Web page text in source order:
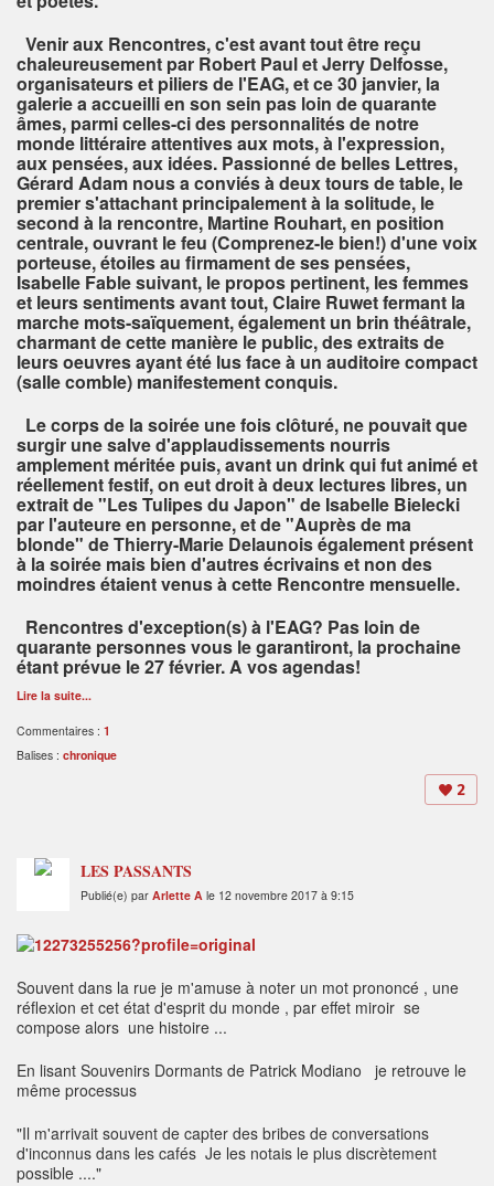
Venir aux Rencontres, c'est avant tout être reçu
chaleureusement par Robert Paul et Jerry Delfosse,
organisateurs et piliers de l'EAG, et ce 30 janvier, la
galerie a accueilli en son sein pas loin de quarante
âmes, parmi celles-ci des personnalités de notre
monde littéraire attentives aux mots, à l'expression,
aux pensées, aux idées. Passionné de belles Lettres,
Gérard Adam nous a conviés à deux tours de table, le
premier s'attachant principalement à la solitude, le
second à la rencontre, Martine Rouhart, en position
centrale, ouvrant le feu (Comprenez-le bien!) d'une voix
porteuse, étoiles au firmament de ses pensées,
Isabelle Fable suivant, le propos pertinent, les femmes
et leurs sentiments avant tout, Claire Ruwet fermant la
marche mots-saïquement, également un brin théâtrale,
charmant de cette manière le public, des extraits de
leurs oeuvres ayant été lus face à un auditoire compact
(salle comble) manifestement conquis.
Le corps de la soirée une fois clôturé, ne pouvait que
surgir une salve d'applaudissements nourris
amplement méritée puis, avant un drink qui fut animé et
réellement festif, on eut droit à deux lectures libres, un
extrait de "Les Tulipes du Japon" de Isabelle Bielecki
par l'auteure en personne, et de "Auprès de ma
blonde" de Thierry-Marie Delaunois également présent
à la soirée mais bien d'autres écrivains et non des
moindres étaient venus à cette Rencontre mensuelle.
Rencontres d'exception(s) à l'EAG? Pas loin de
quarante personnes vous le garantiront, la prochaine
étant prévue le 27 février. A vos agendas!
Lire la suite...
Commentaires : 1
Balises : chronique
2
LES PASSANTS
Publié(e) par Arlette A le 12 novembre 2017 à 9:15
Souvent dans la rue je m'amuse à noter un mot prononcé , une
réflexion et cet état d'esprit du monde , par effet miroir se
compose alors une histoire ...
En lisant Souvenirs Dormants de Patrick Modiano je retrouve le
même processus
"Il m'arrivait souvent de capter des bribes de conversations
d'inconnus dans les cafés Je les notais le plus discrètement
possible ...."